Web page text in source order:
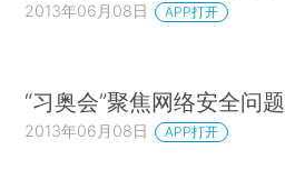
2013年06月08日 APP打开
“习奥会”聚焦网络安全问题
2013年06月08日 APP打开